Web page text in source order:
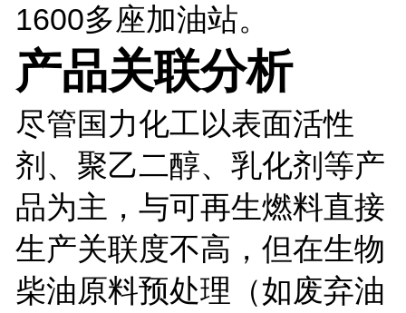
1600多座加油站。
产品关联分析
尽管国力化工以表面活性
剂、聚乙二醇、乳化剂等产
品为主，与可再生燃料直接
生产关联度不高，但在生物
柴油原料预处理（如废弃油